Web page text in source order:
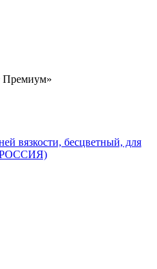
Премиум»
вязкости, бесцветный, для